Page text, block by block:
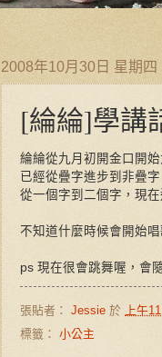
2008年10月30日 星期四
[綸綸]學講
綸綸從九月初開金口開始
已經從疊字進步到非疊字
從一個字到二個字，現
不知道什麼時候會開始唱
ps 現在很會跳舞喔，會
張貼者： Jessie 於 上午
標籤： 小公主